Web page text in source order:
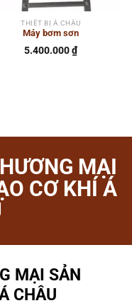
THIẾT BỊ Á CHÂU
Máy bơm sơn
5.400.000₫
MẠI
CƠ KHÍ Á
MẠI SẢN
CHÂU